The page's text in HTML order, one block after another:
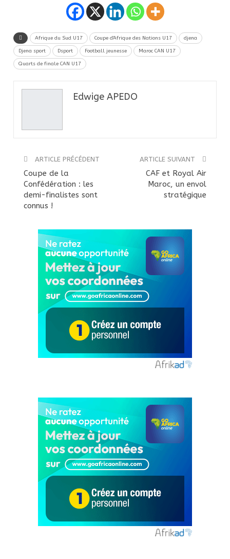
Afrique du Sud U17 Coupe d'Afrique des Nations U17 djena
Djena sport Dsport Football jeunesse Maroc CAN U17
Quarts de finale CAN U17
Edwige APEDO
ARTICLE PRÉCÉDENT
Coupe de la
Confédération : les
demi-finalistes sont
connus !
ARTICLE SUIVANT
CAF et Royal Air
Maroc, un envol
stratégique